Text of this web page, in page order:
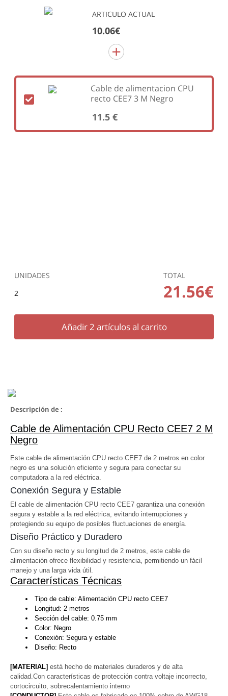
ARTICULO ACTUAL
10.06€
Cable de alimentacion CPU
recto CEE7 3 M Negro
11.5 €
UNIDADES
2
TOTAL
21.56€
Añadir2 artículos al carrito
Descripción de :
Cable de Alimentación CPU Recto CEE7 2 M
Negro
Este cable de alimentación CPU recto CEE7 de 2 metros en color
negro es una solución eficiente y segura para conectar su
computadora a la red eléctrica.
Conexión Segura y Estable
El cable de alimentación CPU recto CEE7 garantiza una conexión
segura y estable a la red eléctrica, evitando interrupciones y
protegiendo su equipo de posibles fluctuaciones de energía.
Diseño Práctico y Duradero
Con su diseño recto y su longitud de 2 metros, este cable de
alimentación ofrece flexibilidad y resistencia, permitiendo un fácil
manejo y una larga vida útil.
Características Técnicas
Tipo de cable: Alimentación CPU recto CEE7
Longitud: 2 metros
Sección del cable: 0.75 mm
Color: Negro
Conexión: Segura y estable
Diseño: Recto
[MATERIAL] está hecho de materiales duraderos y de alta
calidad.Con características de protección contra voltaje incorrecto,
cortocircuito, sobrecalentamiento interno